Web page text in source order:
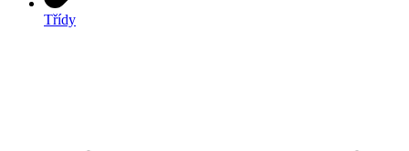
Třídy